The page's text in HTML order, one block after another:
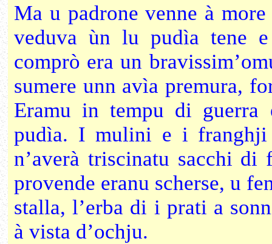
Ma u padrone venne à
veduva ùn lu pudìa tene
comprò era un
sumere unn avìa premura,
Eramu in tempu di
pudìa. I mulini e i franghji
n’averà triscinatu sacchi di
provende eranu scherse, u
stalla, l’erba di i prati a
à vista d’ochju.